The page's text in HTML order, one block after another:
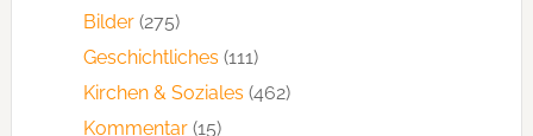
Bilder(275)
Geschichtliches (111)
Kirchen & Soziales (462)
Kommentar(15)